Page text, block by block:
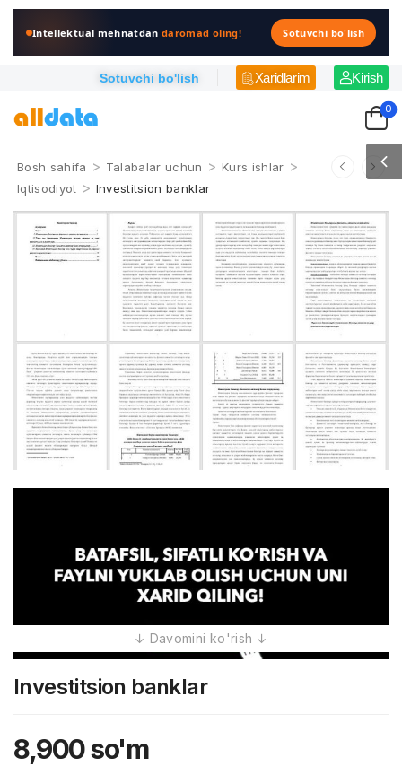
Intellektual mehnatdandaromad oling! Sotuvchi bo'lish
Sotuvchi bo'lish Xaridlarim Kirish
0
Bosh sahifa > Talabalar uchun > Kurs ishlar >
Iqtisodiyot > Investitsion banklar
Investitsion banklar
8,900so'm